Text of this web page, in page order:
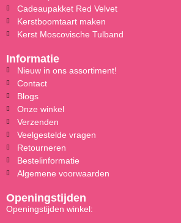
Cadeaupakket Red Velvet
Kerstboomtaart maken
Kerst Moscovische Tulband
Informatie
Nieuw in ons assortiment!
Contact
Blogs
Onze winkel
Verzenden
Veelgestelde vragen
Retourneren
Bestelinformatie
Algemene voorwaarden
Openingstijden
Openingstijden winkel: